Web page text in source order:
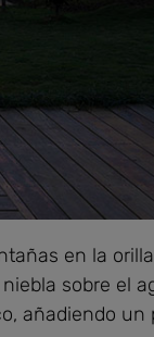
en la
sobre el
añadiendo un